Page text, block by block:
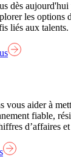
dès
les options
liés aux talents.
vous aider à
fiable,
d’affaires